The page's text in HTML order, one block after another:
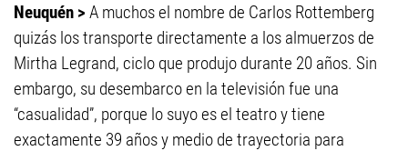
Neuquén > A muchos el nombre de Carlos Rottemberg
quizás los transporte directamente a los almuerzos de
Mirtha Legrand, ciclo que produjo durante 20 años. Sin
embargo, su desembarco en la televisión fue una
“casualidad”, porque lo suyo es el teatro y tiene
exactamente 39 años y medio de trayectoria para